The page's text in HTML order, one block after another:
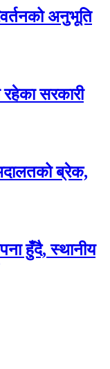
अनुभूति
रहेका सरकारी
ब्रेक,
हुँदै, स्थानीय